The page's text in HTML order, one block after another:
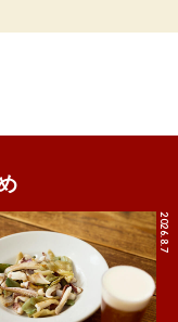
2026.8.7